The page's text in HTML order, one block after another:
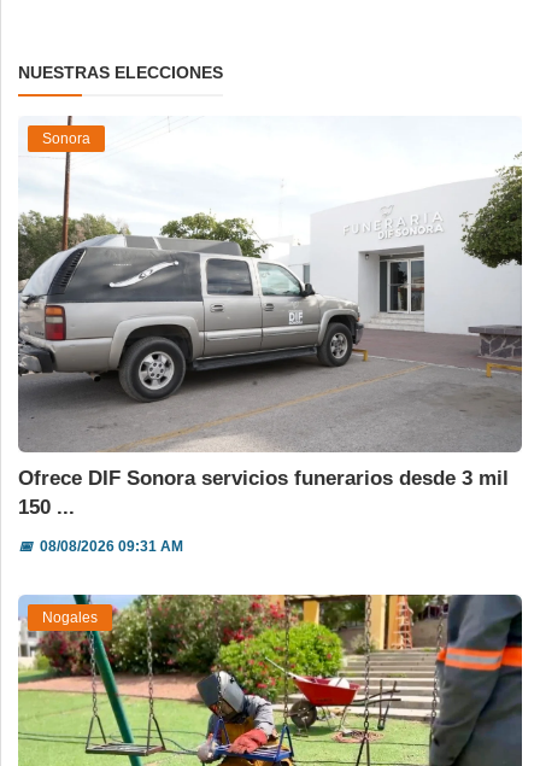
NUESTRAS ELECCIONES
Sonora
Ofrece DIF Sonora servicios funerarios desde 3 mil
150 ...
📅08/08/2026 09:31 AM
Nogales